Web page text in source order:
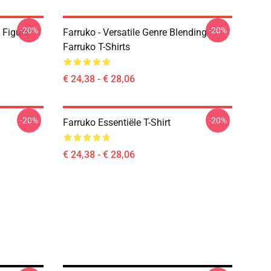
-20%
Farruko - Versatile Genre Blending
Farruko T-Shirts
€ 24,38 - € 28,06
-20%
-20% Farruko Essentiële T-Shirt
€ 24,38 - € 28,06
-20%